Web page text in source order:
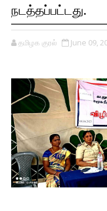
நடத்தப்பட்டது.
தமிழக குரல் June 09,